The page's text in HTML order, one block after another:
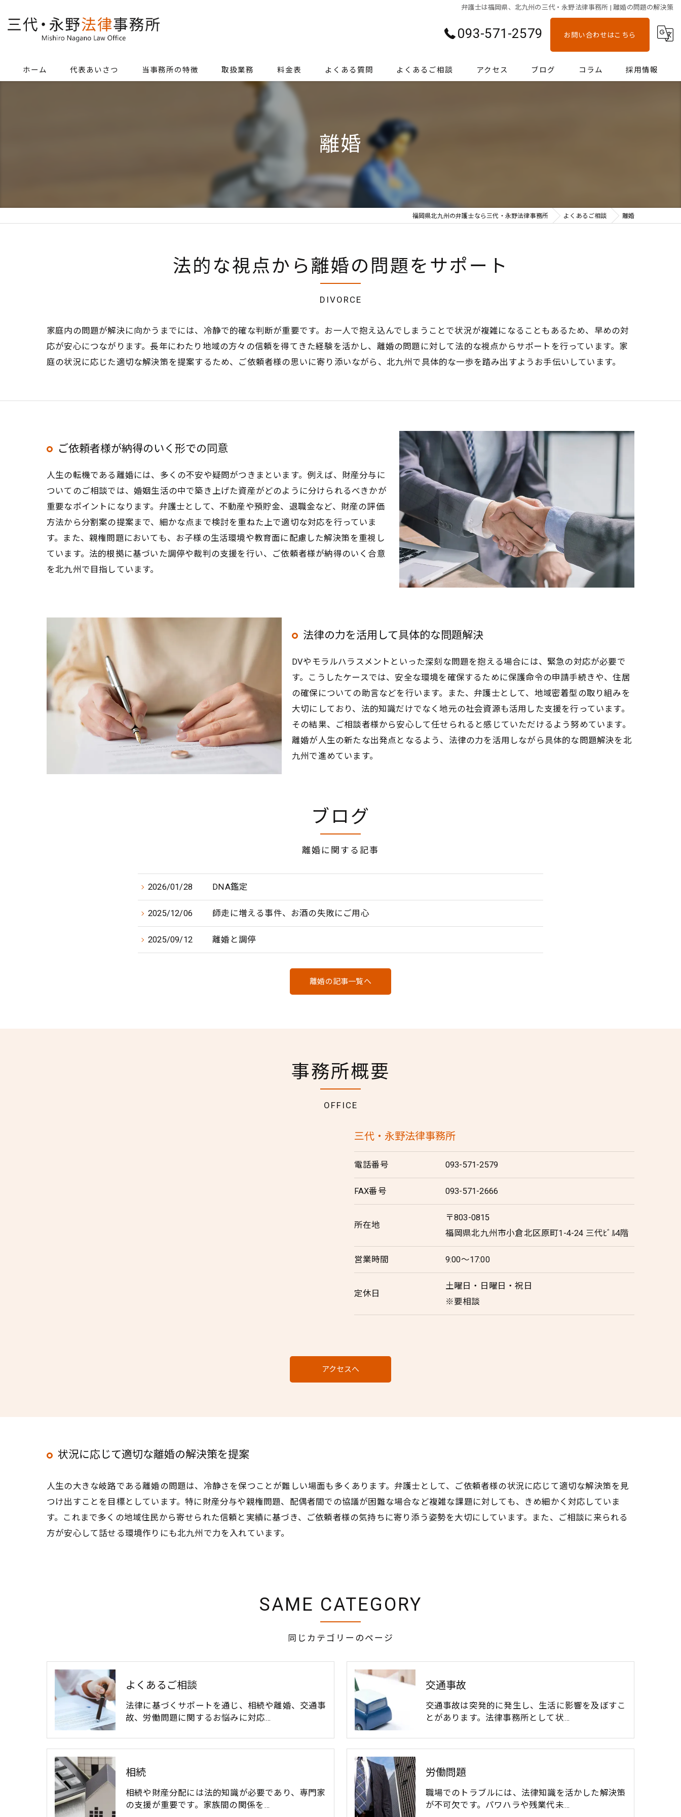
弁護士は福岡県、北九州の三代・永野法律事務所 | 離婚の問題の解決策
093-571-2579 お問い合わせはこちら
ホーム 代表あいさつ 当事務所の特徴 取扱業務 料金表 よくある質問 よくあるご相談
離婚
労働問題
裁判
アクセス ブログ コラム 採用情報
離婚
福岡県北九州の弁護士なら三代・永野法律事務所 よくあるご相談 離婚
法的な視点から離婚の問題をサポート
DIVORCE
家庭内の問題が解決に向かうまでには、冷静で的確な判断が重要です。お一人で抱え込んでしまうことで状況が複雑になることもあるため、早めの対
応が安心につながります。長年にわたり地域の方々の信頼を得てきた経験を活かし、離婚の問題に対して法的な視点からサポートを行っています。家
庭の状況に応じた適切な解決策を提案するため、ご依頼者様の思いに寄り添いながら、北九州で具体的な一歩を踏み出すようお手伝いしています。
ご依頼者様が納得のいく形での同意
人生の転機である離婚には、多くの不安や疑問がつきまといます。例えば、財産分与に
ついてのご相談では、婚姻生活の中で築き上げた資産がどのように分けられるべきかが
重要なポイントになります。弁護士として、不動産や預貯金、退職金など、財産の評価
方法から分割案の提案まで、細かな点まで検討を重ねた上で適切な対応を行っていま
す。また、親権問題においても、お子様の生活環境や教育面に配慮した解決策を重視し
ています。法的根拠に基づいた調停や裁判の支援を行い、ご依頼者様が納得のいく合意
を北九州で目指しています。
法律の力を活用して具体的な問題解決
DVやモラルハラスメントといった深刻な問題を抱える場合には、緊急の対応が必要で
す。こうしたケースでは、安全な環境を確保するために保護命令の申請手続きや、住居
の確保についての助言などを行います。また、弁護士として、地域密着型の取り組みを
大切にしており、法的知識だけでなく地元の社会資源も活用した支援を行っています。
その結果、ご相談者様から安心して任せられると感じていただけるよう努めています。
離婚が人生の新たな出発点となるよう、法律の力を活用しながら具体的な問題解決を北
九州で進めています。
ブログ
離婚に関する記事
2026/01/28 DNA鑑定
2025/12/06 師走に増える事件、お酒の失敗にご用心
2025/09/12 離婚と調停
離婚の記事一覧へ
事務所概要
OFFICE
三代・永野法律事務所
電話番号 093-571-2579
FAX番号 093-571-2666
所在地
〒803-0815
福岡県北九州市小倉北区原町1-4-24 三代ﾋﾞﾙ4階
営業時間 9:00～17:00
定休日
土曜日・日曜日・祝日
※要相談
アクセスへ
状況に応じて適切な離婚の解決策を提案
人生の大きな岐路である離婚の問題は、冷静さを保つことが難しい場面も多くあります。弁護士として、ご依頼者様の状況に応じて適切な解決策を見
つけ出すことを目標としています。特に財産分与や親権問題、配偶者間での協議が困難な場合など複雑な課題に対しても、きめ細かく対応していま
す。これまで多くの地域住民から寄せられた信頼と実績に基づき、ご依頼者様の気持ちに寄り添う姿勢を大切にしています。また、ご相談に来られる
方が安心して話せる環境作りにも北九州で力を入れています。
同じカテゴリーのページ
SAME CATEGORY
よくあるご相談
法律に基づくサポートを通じ、相続や離婚、交通事
故、労働問題に関するお悩みに対応…
交通事故
交通事故は突発的に発生し、生活に影響を及ぼすこ
とがあります。法律事務所として状…
相続
相続や財産分配には法的知識が必要であり、専門家
の支援が重要です。家族間の関係を…
労働問題
職場でのトラブルには、法律知識を活かした解決策
が不可欠です。パワハラや残業代未…